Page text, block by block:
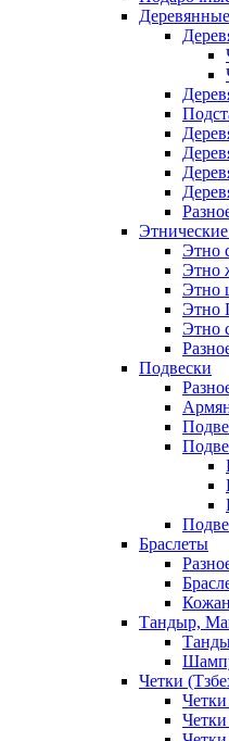
Этно
Этно
Этно
Этно
Этно
Подвески
Браслеты
Тандыр,
Четки
Четки
Четки